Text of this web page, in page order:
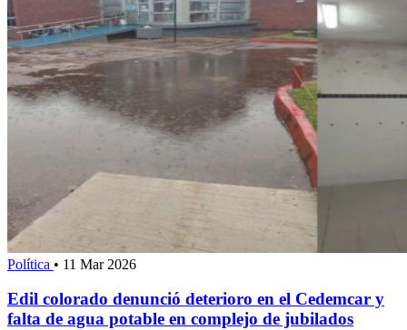
Política • 11 Mar 2026
Edil colorado denunció deterioro en el Cedemcar y
falta de agua potable en complejo de jubilados